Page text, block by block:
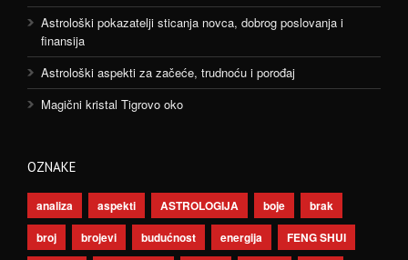
Astrološki pokazatelji sticanja novca, dobrog poslovanja i
finansija
Astrološki aspekti za začeće, trudnoću i porođaj
Magični kristal Tigrovo oko
OZNAKE
analiza aspekti ASTROLOGIJA boje
brak
broj
brojevi budućnost energija
FENG SHUI